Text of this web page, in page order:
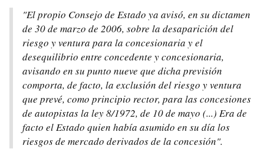
"El propio Consejo de Estado ya avisó, en su dictamen
de 30 de marzo de 2006, sobre la desaparición del
riesgo y ventura para la concesionaria y el
desequilibrio entre concedente y concesionaria,
avisando en su punto nueve que dicha previsión
comporta, de facto, la exclusión del riesgo y ventura
que prevé, como principio rector, para las concesiones
de autopistas la ley 8/1972, de 10 de mayo (...) Era de
facto el Estado quien había asumido en su día los
riesgos de mercado derivados de la concesión".